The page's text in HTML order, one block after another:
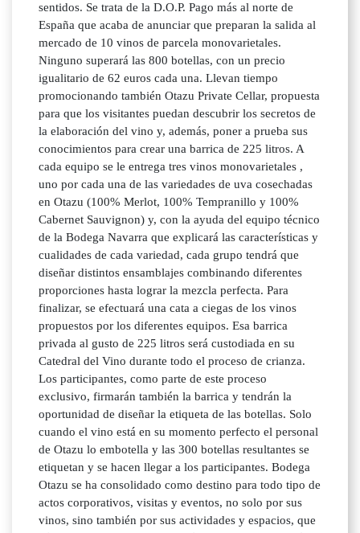
sentidos. Se trata de la D.O.P. Pago más al norte de
España que acaba de anunciar que preparan la salida al
mercado de 10 vinos de parcela monovarietales.
Ninguno superará las 800 botellas, con un precio
igualitario de 62 euros cada una. Llevan tiempo
promocionando también Otazu Private Cellar, propuesta
para que los visitantes puedan descubrir los secretos de
la elaboración del vino y, además, poner a prueba sus
conocimientos para crear una barrica de 225 litros. A
cada equipo se le entrega tres vinos monovarietales ,
uno por cada una de las variedades de uva cosechadas
en Otazu (100% Merlot, 100% Tempranillo y 100%
Cabernet Sauvignon) y, con la ayuda del equipo técnico
de la Bodega Navarra que explicará las características y
cualidades de cada variedad, cada grupo tendrá que
diseñar distintos ensamblajes combinando diferentes
proporciones hasta lograr la mezcla perfecta. Para
finalizar, se efectuará una cata a ciegas de los vinos
propuestos por los diferentes equipos. Esa barrica
privada al gusto de 225 litros será custodiada en su
Catedral del Vino durante todo el proceso de crianza.
Los participantes, como parte de este proceso
exclusivo, firmarán también la barrica y tendrán la
oportunidad de diseñar la etiqueta de las botellas. Solo
cuando el vino está en su momento perfecto el personal
de Otazu lo embotella y las 300 botellas resultantes se
etiquetan y se hacen llegar a los participantes. Bodega
Otazu se ha consolidado como destino para todo tipo de
actos corporativos, visitas y eventos, no solo por sus
vinos, sino también por sus actividades y espacios, que